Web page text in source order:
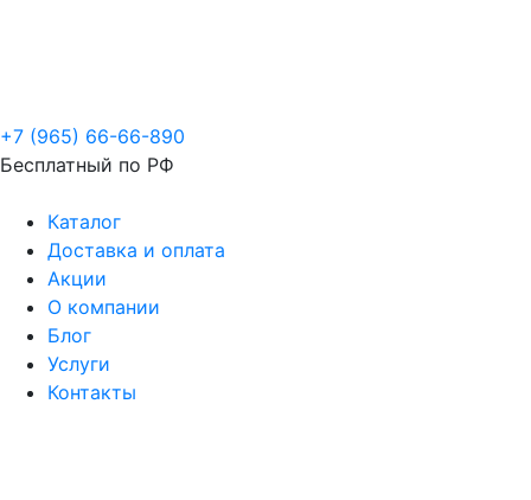
+7 (965) 66-66-890
Бесплатный по РФ
Каталог
Доставка и оплата
Акции
О компании
Блог
Услуги
Контакты